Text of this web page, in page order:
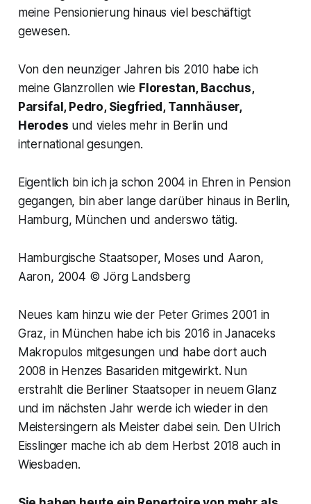
meine Pensionierung hinaus viel beschäftigt
gewesen.
Von den neunziger Jahren bis 2010 habe ich
meine Glanzrollen wie Florestan, Bacchus,
Parsifal, Pedro, Siegfried, Tannhäuser,
Herodes und vieles mehr in Berlin und
international gesungen.
Eigentlich bin ich ja schon 2004 in Ehren in Pension
gegangen, bin aber lange darüber hinaus in Berlin,
Hamburg, München und anderswo tätig.
Hamburgische Staatsoper, Moses und Aaron,
Aaron, 2004 © Jörg Landsberg
Neues kam hinzu wie der Peter Grimes 2001 in
Graz, in München habe ich bis 2016 in Janaceks
Makropulos mitgesungen und habe dort auch
2008 in Henzes Basariden mitgewirkt. Nun
erstrahlt die Berliner Staatsoper in neuem Glanz
und im nächsten Jahr werde ich wieder in den
Meistersingern als Meister dabei sein. Den Ulrich
Eisslinger mache ich ab dem Herbst 2018 auch in
Wiesbaden.